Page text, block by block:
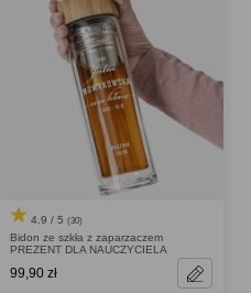
4.9 / 5 (30)
Bidon ze szkła z zaparzaczem
PREZENT DLA NAUCZYCIELA
99,90 zł